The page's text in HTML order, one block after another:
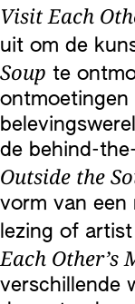
Visit Each
uit om de
Soup te
de behind-
Outside the
vorm van een
lezing of
Each Other’s
verschillende